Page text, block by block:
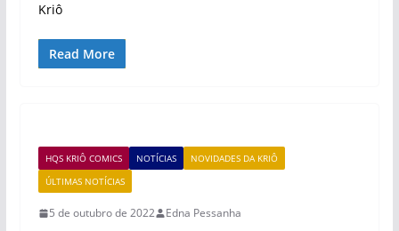
Kriô
Read More
HQS KRIÔ COMICS NOTÍCIAS
NOVIDADES DA KRIÔ
ÚLTIMAS NOTÍCIAS
5 de outubro de 2022 Edna Pessanha